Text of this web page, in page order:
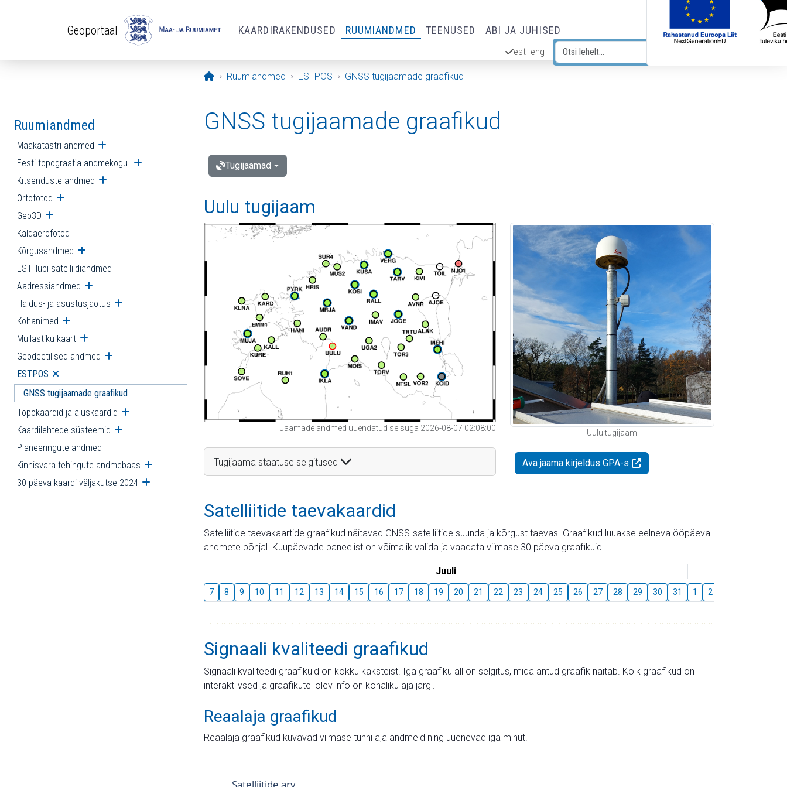
Geoportaal KAARDIRAKENDUSED RUUMIANDMED TEENUSED ABI JA JUHISED
est eng
Avaleht
Ruumiandmed ESTPOS GNSS tugijaamade graafikud
Ruumiandmed
Maakatastri andmed Ava alammenüü
Eesti topograafia andmekogu Ava alammenüü
Kitsenduste andmed Ava alammenüü
Ortofotod Ava alammenüü
Geo3D Ava alammenüü
Kaldaerofotod
Kõrgusandmed Ava alammenüü
ESTHubi satelliidiandmed
Aadressiandmed Ava alammenüü
Haldus- ja asustusjaotus Ava alammenüü
Kohanimed Ava alammenüü
Mullastiku kaart Ava alammenüü
Geodeetilised andmed Ava alammenüü
ESTPOS Ava alammenüü
GNSS tugijaamade graafikud
Topokaardid ja aluskaardid Ava alammenüü
Kaardilehtede süsteemid Ava alammenüü
Planeeringute andmed
Kinnisvara tehingute andmebaas Ava alammenüü
30 päeva kaardi väljakutse 2024 Ava alammenüü
GNSS tugijaamade graafikud
Tugijaamad
Uulu tugijaam
Jaamade andmed uuendatud seisuga 2026-08-07 02:08:00
Tugijaama staatuse selgitused
Uulu tugijaam
Ava jaama kirjeldus GPA-s
Satelliitide taevakaardid
Satelliitide taevakaartide graafikud näitavad GNSS-satelliitide suunda ja kõrgust taevas. Graafikud luuakse eelneva ööpäeva
andmete põhjal. Kuupäevade paneelist on võimalik valida ja vaadata viimase 30 päeva graafikuid.
Juuli
7 8 9 10 11 12 13 14 15 16 17 18 19 20 21 22 23 24 25 26 27 28 29 30 31 1 2
Signaali kvaliteedi graafikud
Signaali kvaliteedi graafikuid on kokku kaksteist. Iga graafiku all on selgitus, mida antud graafik näitab. Kõik graafikud on
interaktiivsed ja graafikutel olev info on kohaliku aja järgi.
Reaalaja graafikud
Reaalaja graafikud kuvavad viimase tunni aja andmeid ning uuenevad iga minut.